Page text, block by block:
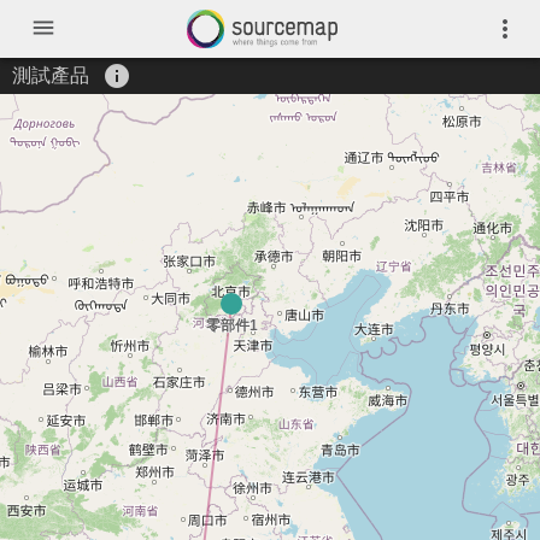
menu more_vert
測試產品 info